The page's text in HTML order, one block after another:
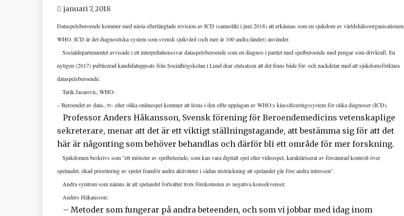
januari 7, 2018
Dataspelsberoende kommer med nästa efterlängtade revision av ICD (sannolikt i juni 2018) att erkännas som en sjukdom av världshälsoorganisationen
WHO. ICD är det diagnostiska system som svensk sjukvård (och mer är 100 andra länder) använder.
Socialdepartementet avvisade i ett interpellationssvar dataspelsberoende som en diagnos i paritet med spelberoende med pengar som drivkraft. En
nyligen (2017) publicerad kandidatuppsats från Socialhögskolan i Lund drar slutsatsen att det finns både för- och nackdelar med att sjukdomsförklara
dataspelsberoende.
Tarik Jasarevic, WHO:
– Beroendet av data-, tv- eller olika onlinespel kommer att listas i den elfte upplagan av WHO:s klassificeringssystem för olika diagnoser (ICD).
Professor Anders Håkansson, Svensk förening för Beroendemedicins vetenskaplige
sekreterare, menar att det är ett viktigt ställningstagande, att bestämma sig för att det
här är någonting som behöver behandlas och därför bli ett område för mer forskning.
Sjukdomen beskrivs som ”ett mönster av spelbeteende, som kan vara digitalt spel eller videospel, karaktäriserat av försämrad kontroll över
spelandet, ökad prioritering av spelet framför andra aktiviteter i sådan utsträckning att spelandet går före andra intressen”.
Andra symtom som nämns är att spelandet fortsätter trots förekomsten av negativa konsekvenser.
Anders Håkansson:
– Metoder som fungerar på andra beteenden, och som vi jobbar med idag inom